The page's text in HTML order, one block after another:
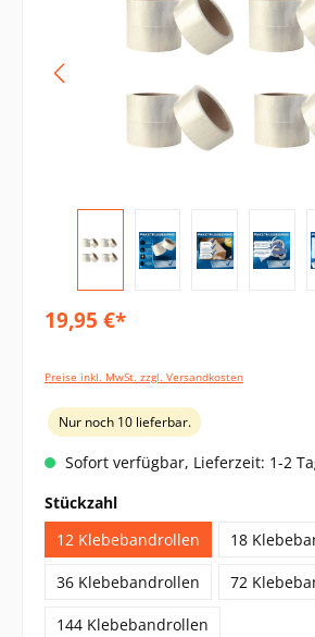
19,95 €*
Preise inkl. MwSt. zzgl. Versandkosten
Nur noch 10 lieferbar.
Sofort verfügbar, Lieferzeit: 1-2
Stückzahl
12 Klebebandrollen
18
36 Klebebandrollen 72
144 Klebebandrollen